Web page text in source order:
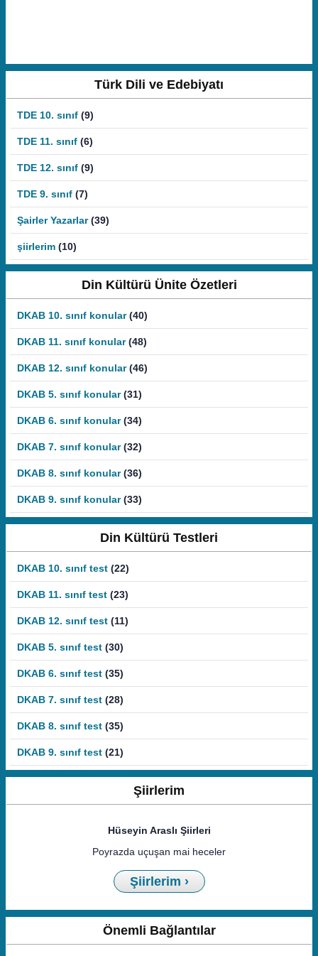
Türk Dili ve Edebiyatı
TDE 10. sınıf (9)
TDE 11. sınıf (6)
TDE 12. sınıf (9)
TDE 9. sınıf (7)
Şairler Yazarlar (39)
şiirlerim (10)
Din Kültürü Ünite Özetleri
DKAB 10. sınıf konular (40)
DKAB 11. sınıf konular (48)
DKAB 12. sınıf konular (46)
DKAB 5. sınıf konular (31)
DKAB 6. sınıf konular (34)
DKAB 7. sınıf konular (32)
DKAB 8. sınıf konular (36)
DKAB 9. sınıf konular (33)
Din Kültürü Testleri
DKAB 10. sınıf test (22)
DKAB 11. sınıf test (23)
DKAB 12. sınıf test (11)
DKAB 5. sınıf test (30)
DKAB 6. sınıf test (35)
DKAB 7. sınıf test (28)
DKAB 8. sınıf test (35)
DKAB 9. sınıf test (21)
Şiirlerim
Hüseyin Araslı Şiirleri
Poyrazda uçuşan mai heceler
Şiirlerim ›
Önemli Bağlantılar